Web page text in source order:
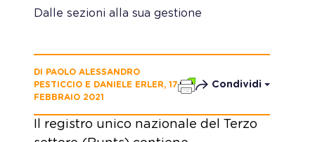
Dalle sezioni alla sua gestione
DI PAOLO ALESSANDRO
PESTICCIO E DANIELE ERLER, 17
FEBBRAIO 2021
Condividi
Il registro unico nazionale del Terzo